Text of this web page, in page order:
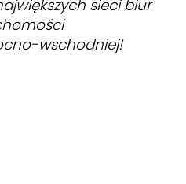
sieci biur
wschodniej!